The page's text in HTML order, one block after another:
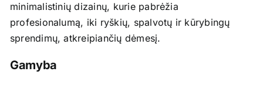
minimalistinių dizainų, kurie pabrėžia
profesionalumą, iki ryškių, spalvotų ir kūrybingų
sprendimų, atkreipiančių dėmesį.
Gamyba